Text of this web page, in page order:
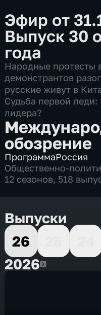
Эфир от
Выпуск 30
года
Народные протесты
демонстрантов
русские живут в
Судьба первой
лидера?
обозрение
ПрограммаРоссия
Общественно-
12 сезонов, 518
Выпуски
26
20262026